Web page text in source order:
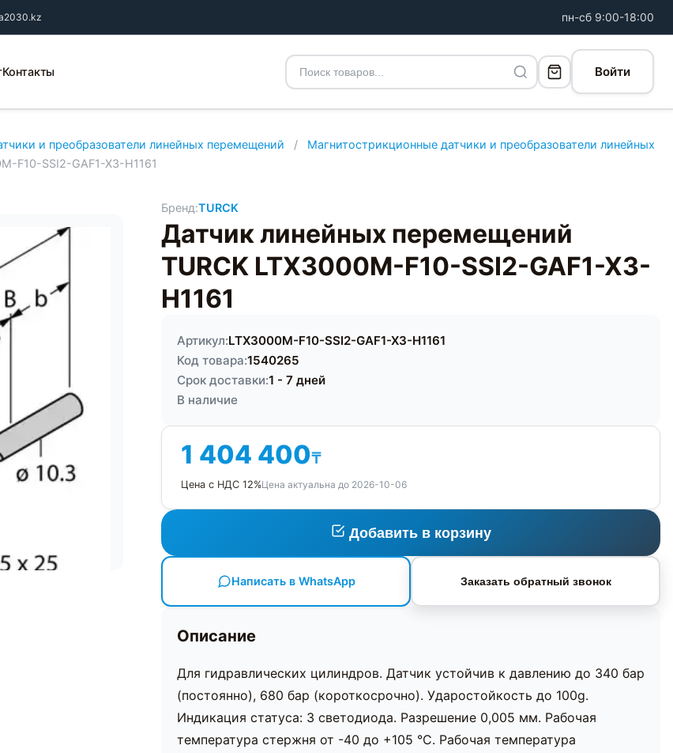
пн-сб 9:00-18:00
Контакты Войти
и преобразователи линейных перемещений /
Магнитострикционные датчики и преобразователи линейных
F10-SSI2-GAF1-X3-H1161
Бренд:TURCK
Датчик линейных перемещений
TURCK LTX3000M-F10-SSI2-GAF1-X3-
H1161
Артикул:LTX3000M-F10-SSI2-GAF1-X3-H1161
Код товара:1540265
Срок доставки:1 - 7 дней
В наличие
1 404 400₸
Цена с НДС 12%Цена актуальна до 2026-10-06
Добавить в корзину
Написать в WhatsApp Заказать обратный звонок
Описание
Для гидравлических цилиндров. Датчик устойчив к давлению до 340 бар
(постоянно), 680 бар (короткосрочно). Ударостойкость до 100g.
Индикация статуса: 3 светодиода. Разрешение 0,005 мм. Рабочая
температура стержня от -40 до +105 °C. Рабочая температура